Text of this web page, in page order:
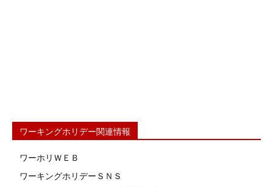
ワーキングホリデー関連情報
ワーホリＷＥＢ
ワーキングホリデーＳＮＳ